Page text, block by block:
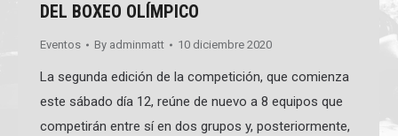
DEL BOXEO OLÍMPICO
Eventos By adminmatt 10 diciembre 2020
La segunda edición de la competición, que comienza
este sábado día 12, reúne de nuevo a 8 equipos que
competirán entre sí en dos grupos y, posteriormente,